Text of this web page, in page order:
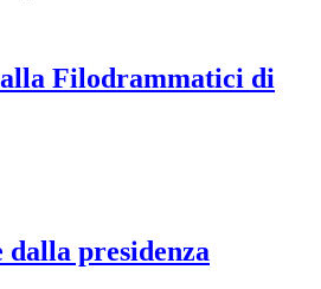
Filodrammatici di
presidenza